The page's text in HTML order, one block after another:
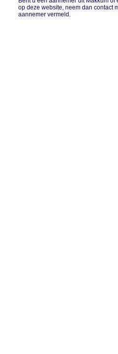
op deze website, neem dan contact
aannemer vermeld.